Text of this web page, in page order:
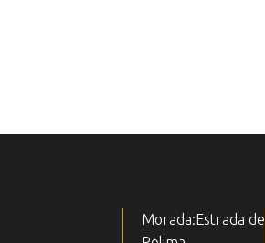
Morada:Estrada de